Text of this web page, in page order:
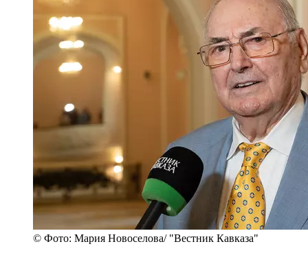
© Фото: Мария Новоселова/ "Вестник Кавказа"